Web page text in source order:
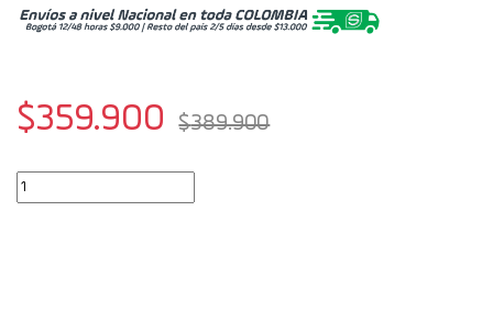
$359.900 $389.900
TV Box 4G Adaptador Carro 4x64 GB Android Auto CarPlay quantity